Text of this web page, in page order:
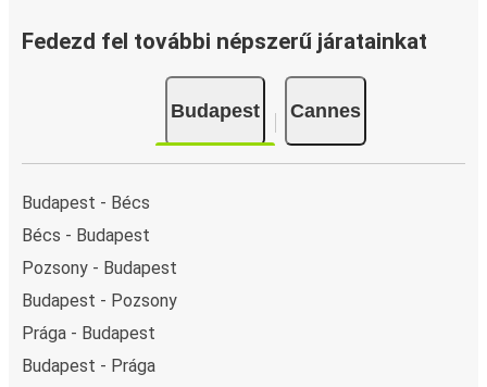
Budapest és Cannes között, különböző biztonságos
lehetőség van, hogy a fedélzeten vagy egy értékesítési
ponton készpénzzel fizess.
Fedezd fel további népszerű járatainkat
Budapest Cannes
Budapest - Bécs
Bécs - Budapest
Pozsony - Budapest
Budapest - Pozsony
Prága - Budapest
Budapest - Prága